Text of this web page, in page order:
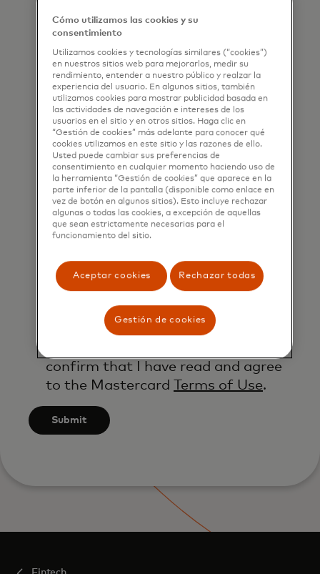
applied
after
characters.
details to send me marketing
communications about its
products, services and events, as
well as other topical business
information by email. If I have
shared my phone number, I confirm
that I am also happy to be
contacted by Mastercard for such
marketing purposes by phone. I
understand that I am free to
withdraw my consent at any time,
free of charge, using the opt-out
I acknowledge that my personal
data will be processed in
accordance with
Mastercard’s
Global Privacy Notice
confirm that I have read and agree
to the Mastercard
Terms of Use.
Submit
Cómo utilizamos las cookies y su
consentimiento
Utilizamos cookies y tecnologías similares (“cookies”)
en nuestros sitios web para mejorarlos, medir su
rendimiento, entender a nuestro público y realzar la
experiencia del usuario. En algunos sitios, también
utilizamos cookies para mostrar publicidad basada en
las actividades de navegación e intereses de los
usuarios en el sitio y en otros sitios. Haga clic en
“Gestión de cookies” más adelante para conocer qué
cookies utilizamos en este sitio y las razones de ello.
Usted puede cambiar sus preferencias de
consentimiento en cualquier momento haciendo uso de
la herramienta “Gestión de cookies” que aparece en la
parte inferior de la pantalla (disponible como enlace en
vez de botón en algunos sitios). Esto incluye rechazar
algunas o todas las cookies, a excepción de aquellas
que sean estrictamente necesarias para el
funcionamiento del sitio.
Aceptar cookies Rechazar todas
Gestión de cookies